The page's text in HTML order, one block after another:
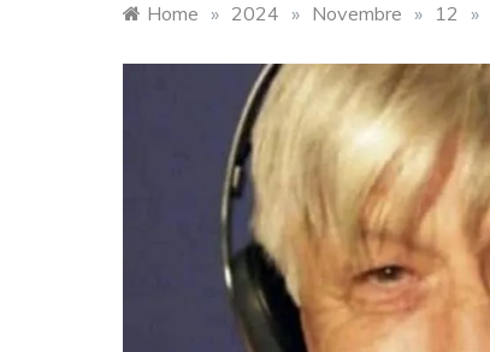
Home » 2024 » Novembre » 12 »